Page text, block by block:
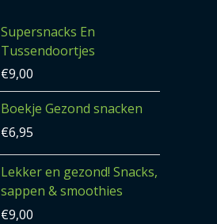
Supersnacks En
Tussendoortjes
€9,00
Boekje Gezond snacken
€6,95
Lekker en gezond! Snacks,
sappen & smoothies
€9,00